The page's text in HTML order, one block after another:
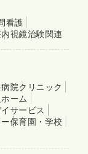
看護
内視鏡治験関連
院クリニック
ーム
サービス
保育園・学校